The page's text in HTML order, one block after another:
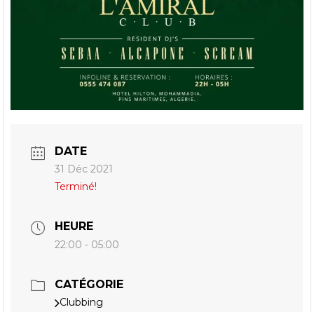
DATE
31 Déc 2021
Terminé!
HEURE
22:00 - 05:00
CATÉGORIE
Clubbing